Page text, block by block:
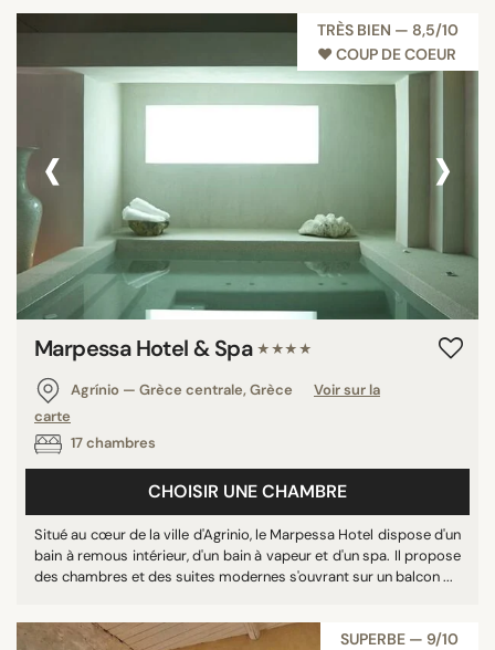
TRÈS BIEN — 8,5/10
♥︎ COUP DE COEUR
‹ ›
Marpessa Hotel & Spa ★★★★
Agrínio — Grèce centrale, Grèce
Voir sur la
carte
17 chambres
CHOISIR UNE CHAMBRE
Situé au cœur de la ville d'Agrinio, le Marpessa Hotel dispose d'un
bain à remous intérieur, d'un bain à vapeur et d'un spa. Il propose
des chambres et des suites modernes s'ouvrant sur un balcon ...
SUPERBE — 9/10